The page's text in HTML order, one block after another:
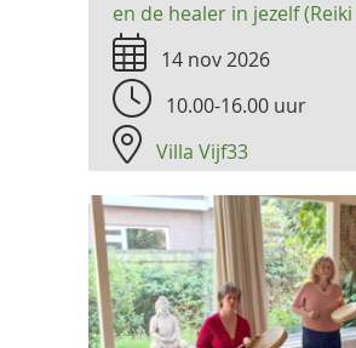
en de healer in jezelf (Reiki
14 nov 2026
10.00-16.00 uur
Villa Vijf33